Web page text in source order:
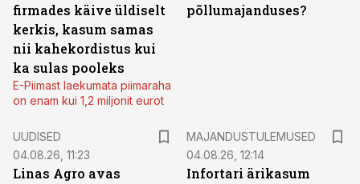
firmades käive üldiselt
kerkis, kasum samas
nii kahekordistus kui
ka sulas pooleks
E-Piimast laekumata piimaraha
on enam kui 1,2 miljonit eurot
põllumajanduses?
UUDISED
04.08.26, 11:23
Linas Agro avas
MAJANDUSTULEMUSED
04.08.26, 12:14
Infortari ärikasum